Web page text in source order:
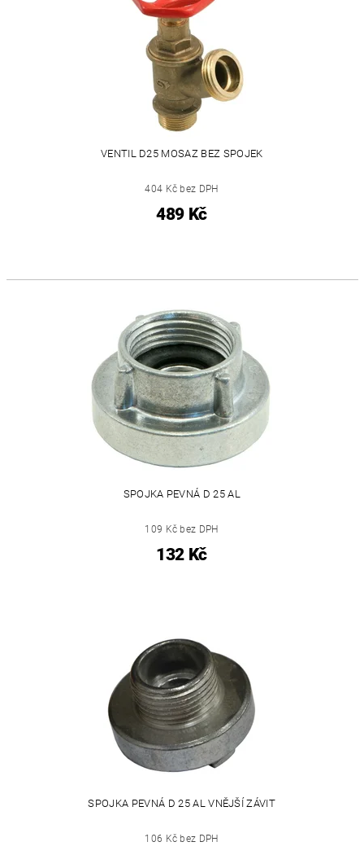
VENTIL D25 MOSAZ BEZ SPOJEK
404 Kč bez DPH
489 Kč
SPOJKA PEVNÁ D 25 AL
109 Kč bez DPH
132 Kč
SPOJKA PEVNÁ D 25 AL VNĚJŠÍ ZÁVIT
106 Kč bez DPH